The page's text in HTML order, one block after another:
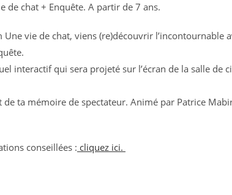
de chat + Enquête. A partir de 7 ans.
vie de chat, viens (re)découvrir l’incontournable
interactif qui sera projeté sur l’écran de la salle
ta mémoire de spectateur. Animé par Patrice
conseillées : cliquez ici.